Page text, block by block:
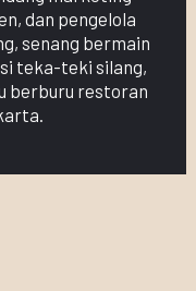
dan pengelola
senang bermain
teka-teki silang,
berburu restoran